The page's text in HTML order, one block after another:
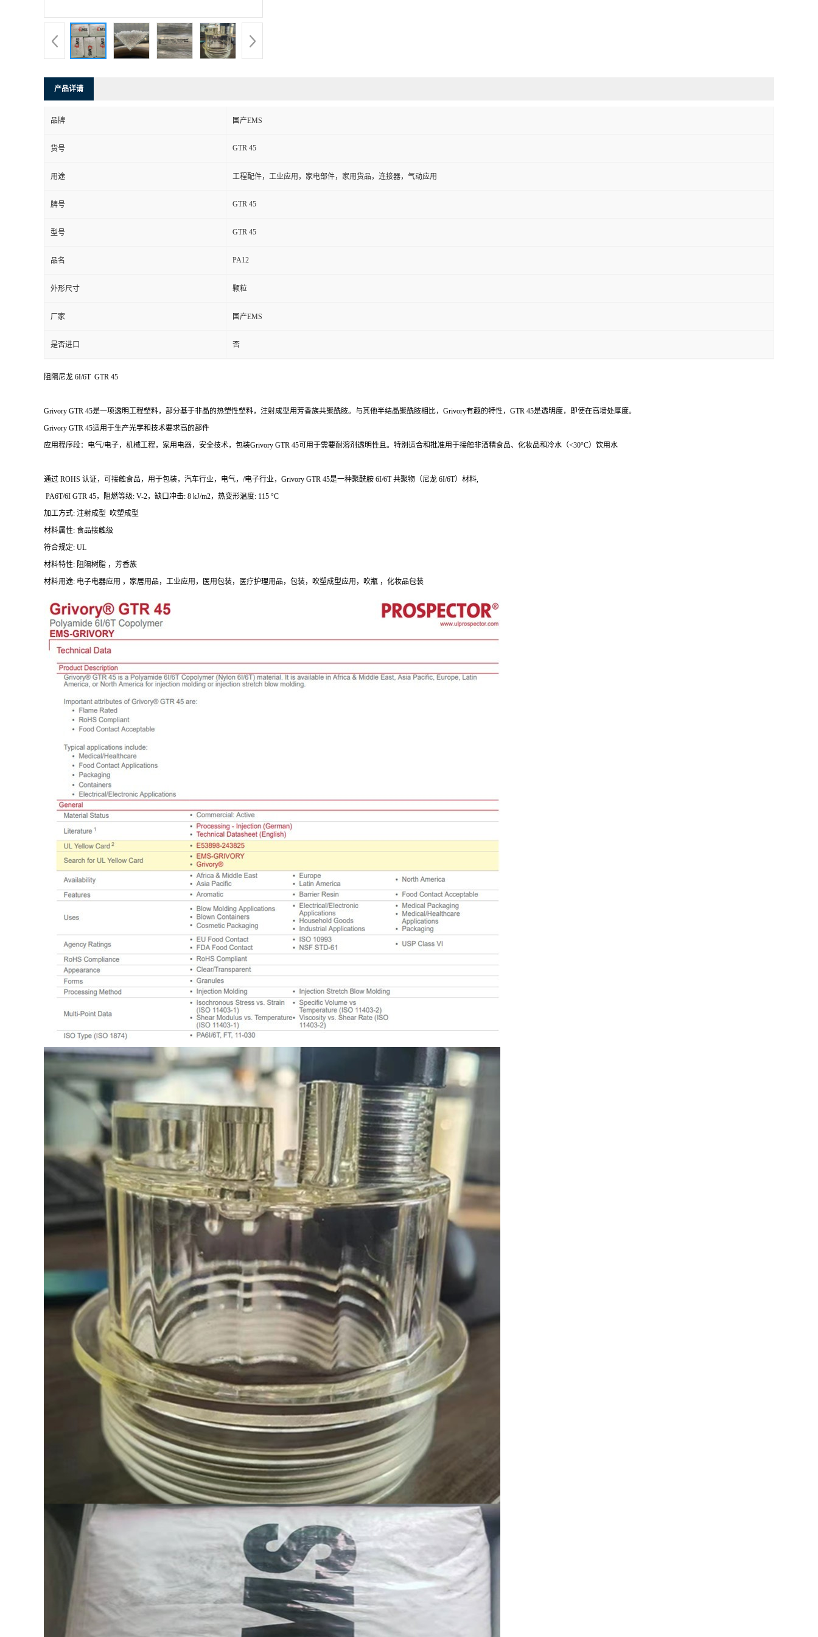
产品详请
品牌 国产EMS
货号 GTR 45
用途 工程配件，工业应用，家电部件，家用货品，连接器，气动应用
牌号 GTR 45
型号 GTR 45
品名 PA12
外形尺寸 颗粒
厂家 国产EMS
是否进口 否
阻隔尼龙 6I/6T GTR 45
Grivory GTR 45是一项透明工程塑料，部分基于非晶的热塑性塑料，注射成型用芳香族共聚酰胺。与其他半结晶聚酰胺相比，Grivory有趣的特性，GTR 45是透明度，即使在高墙处厚度。
Grivory GTR 45适用于生产光学和技术要求高的部件
应用程序段：电气/电子，机械工程，家用电器，安全技术，包装Grivory GTR 45可用于需要耐溶剂透明性且。特别适合和批准用于接触非酒精食品、化妆品和冷水（<30°C）饮用水
通过 ROHS 认证，可接触食品，用于包装，汽车行业，电气，/电子行业，Grivory GTR 45是一种聚酰胺 6I/6T 共聚物（尼龙 6I/6T）材料,
PA6T/6I GTR 45，阻燃等级: V-2，缺口冲击: 8 kJ/m2，热变形温度: 115 °C
加工方式: 注射成型 吹塑成型
材料属性: 食品接触级
符合规定: UL
材料特性: 阻隔树脂 ，芳香族
材料用途: 电子电器应用 ，家居用品，工业应用，医用包装，医疗护理用品，包装，吹塑成型应用，吹瓶 ，化妆品包装